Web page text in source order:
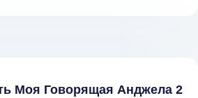
Моя Говорящая Анджела 2